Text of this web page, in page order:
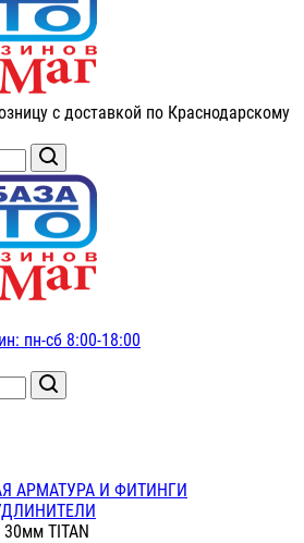
с доставкой по Краснодарскому
пн-сб 8:00-18:00
АРМАТУРА И ФИТИНГИ
TITAN